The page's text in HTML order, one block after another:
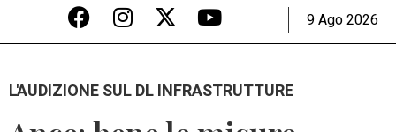
9 Ago 2026
L'AUDIZIONE SUL DL INFRASTRUTTURE